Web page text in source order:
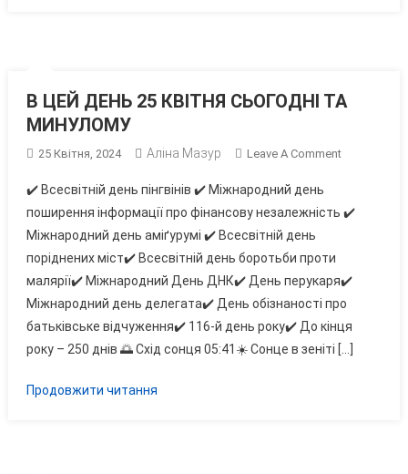
В ЦЕЙ ДЕНЬ 25 КВІТНЯ СЬОГОДНІ ТА
МИНУЛОМУ
25 Квітня, 2024 Аліна Мазур Leave A CommentOn
ДЕНЬ
СЬОГОДНІ
ТА
МИНУЛОМУ
✔️ Всесвітній день пінгвінів ✔️ Міжнародний день
поширення інформації про фінансову незалежність ✔️
Міжнародний день аміґурумі ✔️ Всесвітній день
поріднених міст✔️ Всесвітній день боротьби проти
малярії✔️ Міжнародний День ДНК✔️ День перукаря✔️
Міжнародний день делегата✔️ День обізнаності про
батьківське відчуження✔️ 116-й день року✔️ До кінця
року – 250 днів 🌅 Схід сонця 05:41☀️ Сонце в зеніті […]
Продовжити читання